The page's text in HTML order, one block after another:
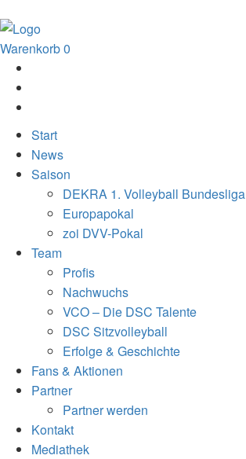
Warenkorb0
Start
News
Saison
DEKRA 1. Volleyball Bundesliga
Europapokal
zoi DVV-Pokal
Team
Profis
Nachwuchs
VCO – Die DSC Talente
DSC Sitzvolleyball
Erfolge & Geschichte
Fans & Aktionen
Partner
Partner werden
Kontakt
Mediathek